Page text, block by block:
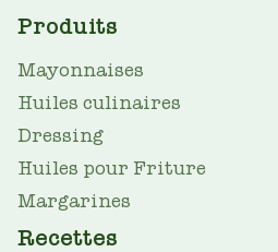
MAIN
NAV
Produits
Mayonnaises
Huiles culinaires
Dressing
Huiles pour Friture
Margarines
Recettes